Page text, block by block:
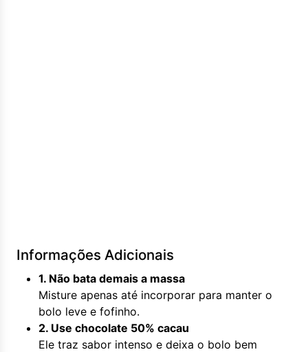
Informações Adicionais
1. Não bata demais a massa
Misture apenas até incorporar para manter o
bolo leve e fofinho.
2. Use chocolate 50% cacau
Ele traz sabor intenso e deixa o bolo bem